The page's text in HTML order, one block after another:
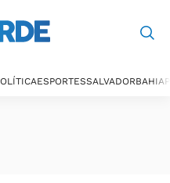
ESPORTESSALVADORBAHIA